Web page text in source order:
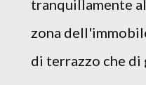
tranquillamente
zona
di terrazzo che di